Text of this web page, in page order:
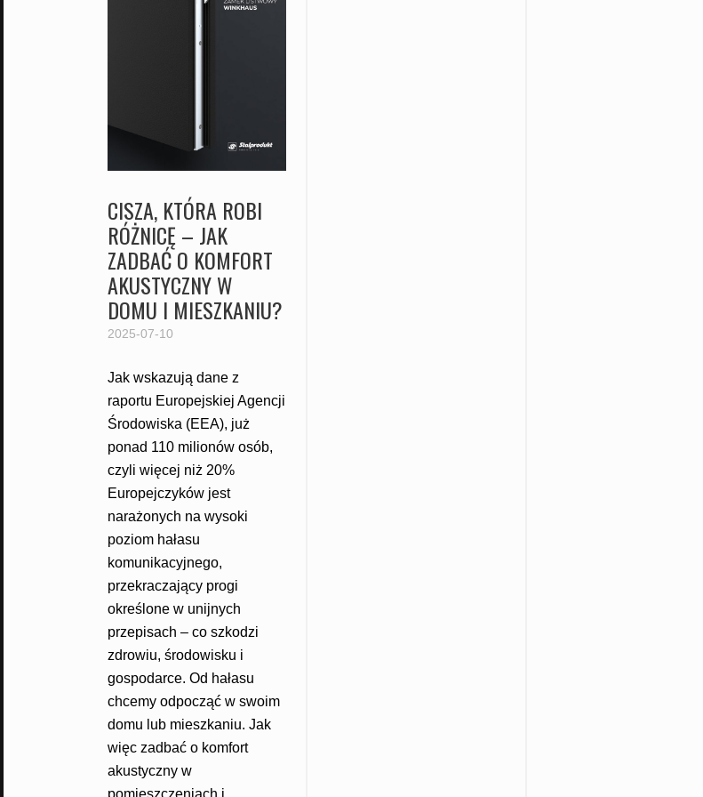
CISZA, KTÓRA ROBI
RÓŻNICĘ – JAK
ZADBAĆ O KOMFORT
AKUSTYCZNY W
DOMU I MIESZKANIU?
2025-07-10
Jak wskazują dane z
raportu Europejskiej Agencji
Środowiska (EEA), już
ponad 110 milionów osób,
czyli więcej niż 20%
Europejczyków jest
narażonych na wysoki
poziom hałasu
komunikacyjnego,
przekraczający progi
określone w unijnych
przepisach – co szkodzi
zdrowiu, środowisku i
gospodarce. Od hałasu
chcemy odpocząć w swoim
domu lub mieszkaniu. Jak
więc zadbać o komfort
akustyczny w